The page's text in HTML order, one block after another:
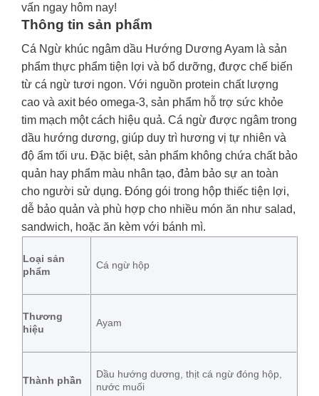
vấn ngay hôm nay!
Thông tin sản phẩm
Cá Ngừ khúc ngâm dầu Hướng Dương Ayam là sản
phẩm thực phẩm tiện lợi và bổ dưỡng, được chế biến
từ cá ngừ tươi ngon. Với nguồn protein chất lượng
cao và axit béo omega-3, sản phẩm hỗ trợ sức khỏe
tim mạch một cách hiệu quả. Cá ngừ được ngâm trong
dầu hướng dương, giúp duy trì hương vị tự nhiên và
độ ẩm tối ưu. Đặc biệt, sản phẩm không chứa chất bảo
quản hay phẩm màu nhân tạo, đảm bảo sự an toàn
cho người sử dụng. Đóng gói trong hộp thiếc tiện lợi,
dễ bảo quản và phù hợp cho nhiều món ăn như salad,
sandwich, hoặc ăn kèm với bánh mì.
Loại sản
phẩm
Cá ngừ hộp
Thương
hiệu
Ayam
Thành phần
Dầu hướng dương, thịt cá ngừ đóng hộp,
nước muối